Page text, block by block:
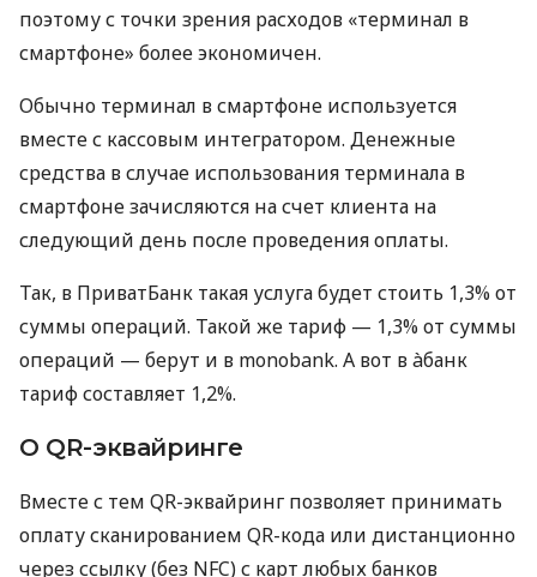
поэтому с точки зрения расходов «терминал в
смартфоне» более экономичен.
Обычно терминал в смартфоне используется
вместе с кассовым интегратором. Денежные
средства в случае использования терминала в
смартфоне зачисляются на счет клиента на
следующий день после проведения оплаты.
Так, в ПриватБанк такая услуга будет стоить 1,3% от
суммы операций. Такой же тариф — 1,3% от суммы
операций — берут и в monobank. А вот в àбанк
тариф составляет 1,2%.
О QR-эквайринге
Вместе с тем QR-эквайринг позволяет принимать
оплату сканированием QR-кода или дистанционно
через ссылку (без NFC) с карт любых банков